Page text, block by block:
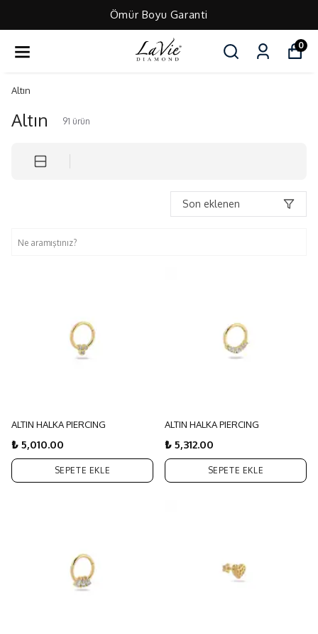
Ömür Boyu Garanti
0
Altın
Altın 91 ürün
Son eklenen
ALTIN HALKA PIERCING
₺ 5,010.00
SEPETE EKLE
ALTIN HALKA PIERCING
₺ 5,312.00
SEPETE EKLE